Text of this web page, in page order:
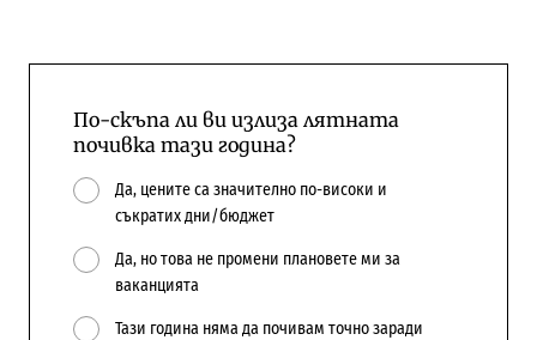
По-скъпа ли ви излиза лятната
почивка тази година?
Да, цените са значително по-високи и
съкратих дни/бюджет
Да, но това не промени плановете ми за
ваканцията
Тази година няма да почивам точно заради